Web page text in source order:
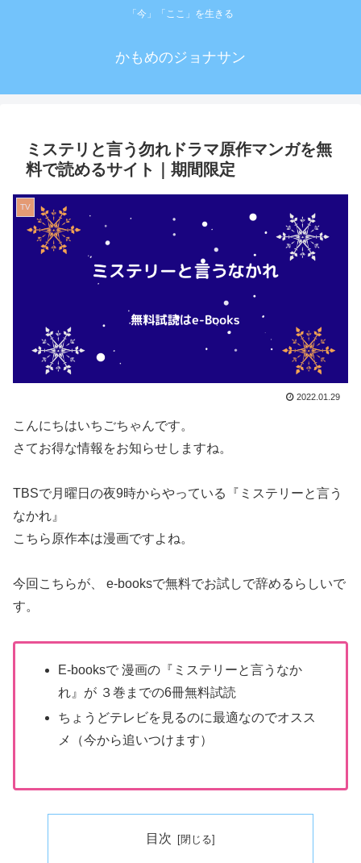
「今」「ここ」を生きる
かもめのジョナサン
ミステリと言う勿れドラマ原作マンガを無
料で読めるサイト｜期間限定
TV
2022.01.29
こんにちはいちごちゃんです。
さてお得な情報をお知らせしますね。
TBSで月曜日の夜9時からやっている『ミステリーと言う
なかれ』
こちら原作本は漫画ですよね。
今回こちらが、 e-booksで無料でお試しで辞めるらしいで
す。
E-booksで 漫画の『ミステリーと言うなか
れ』が ３巻までの6冊無料試読
ちょうどテレビを見るのに最適なのでオスス
メ（今から追いつけます）
目次